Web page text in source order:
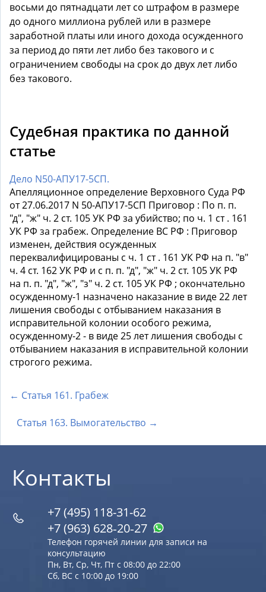
восьми до пятнадцати лет со штрафом в размере
до одного миллиона рублей или в размере
заработной платы или иного дохода осужденного
за период до пяти лет либо без такового и с
ограничением свободы на срок до двух лет либо
без такового.
Судебная практика по данной
статье
Дело N50-АПУ17-5СП.
Апелляционное определение Верховного Суда РФ
от 27.06.2017 N 50-АПУ17-5СП Приговор : По п. п.
"д", "ж" ч. 2 ст. 105 УК РФ за убийство; по ч. 1 ст . 161
УК РФ за грабеж. Определение ВС РФ : Приговор
изменен, действия осужденных
переквалифицированы с ч. 1 ст . 161 УК РФ на п. "в"
ч. 4 ст. 162 УК РФ и с п. п. "д", "ж" ч. 2 ст. 105 УК РФ
на п. п. "д", "ж", "з" ч. 2 ст. 105 УК РФ ; окончательно
осужденному-1 назначено наказание в виде 22 лет
лишения свободы с отбыванием наказания в
исправительной колонии особого режима,
осужденному-2 - в виде 25 лет лишения свободы с
отбыванием наказания в исправительной колонии
строгого режима.
← Статья 161. Грабеж
Статья 163. Вымогательство →
Контакты
+7 (495) 118-31-62
+7 (963) 628‑20‑27
Телефон горячей линии для записи на
консультацию
Пн, Вт, Ср, Чт, Пт с 08:00 до 22:00
Сб, ВС с 10:00 до 19:00